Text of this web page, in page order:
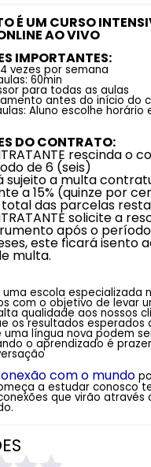
É UM CURSO
AO VIVO
IMPORTANTES:
vezes por semana
60min
para todas as aulas
antes do início do
Aluno escolhe horário
DO CONTRATO:
rescinda o
de 6 (seis)
sujeito a multa
a 15% (quinze por
das parcelas
solicite a
após o período
este ficará isento
multa.
uma escola especializada
com o objetivo de levar
qualidade aos nossos
os resultados esperados
língua nova podem
o aprendizado é
com o mundo
a estudar conosco
que virão através